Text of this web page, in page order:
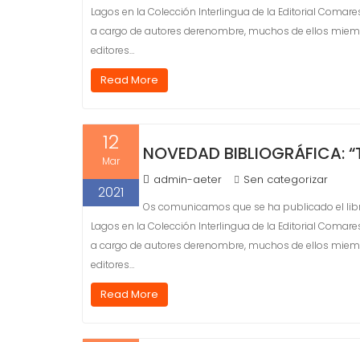
Lagos en la Colección Interlingua de la Editorial
a cargo de autores derenombre, muchos de ellos
editores…
Read More
12
Mar
2021
NOVEDAD BIBLIOGRÁFICA:
admin-aeter Sen categorizar
Os comunicamos que se ha publicado el
Lagos en la Colección Interlingua de la Editorial
a cargo de autores derenombre, muchos de ellos
editores…
Read More